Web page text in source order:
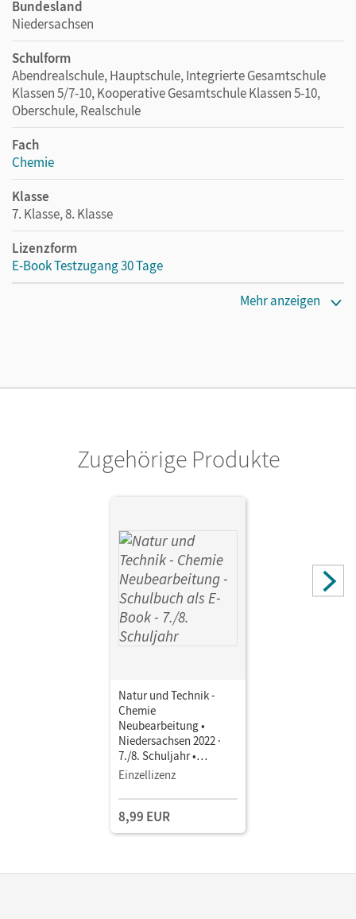
Bundesland
Niedersachsen
Schulform
Abendrealschule, Hauptschule, Integrierte Gesamtschule
Klassen 5/7-10, Kooperative Gesamtschule Klassen 5-10,
Oberschule, Realschule
Fach
Chemie
Klasse
7. Klasse, 8. Klasse
Lizenzform
E-Book Testzugang 30 Tage
Mehr anzeigen
Zugehörige Produkte
Natur und Technik -
Chemie
Neubearbeitung •
Niedersachsen 2022 ·
7./8. Schuljahr •
Schulbuch als E-Book
Einzellizenz
8,99 EUR